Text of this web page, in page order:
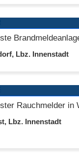
Lbz. Innenstadt
Rauchmelder in
Lbz. Innenstadt